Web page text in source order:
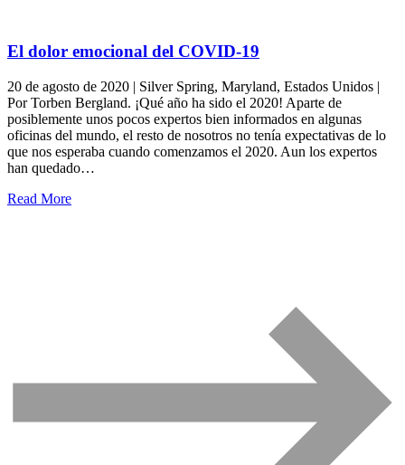
El dolor emocional del COVID-19
20 de agosto de 2020 | Silver Spring, Maryland, Estados Unidos |
Por Torben Bergland. ¡Qué año ha sido el 2020! Aparte de
posiblemente unos pocos expertos bien informados en algunas
oficinas del mundo, el resto de nosotros no tenía expectativas de lo
que nos esperaba cuando comenzamos el 2020. Aun los expertos
han quedado…
Read More